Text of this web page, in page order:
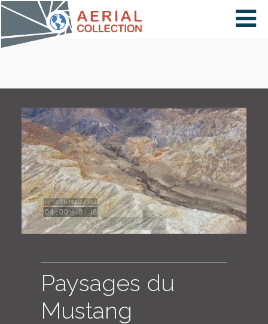
×
PAYS
CARTE
COLLECTIONS
Paysages du
Mustang